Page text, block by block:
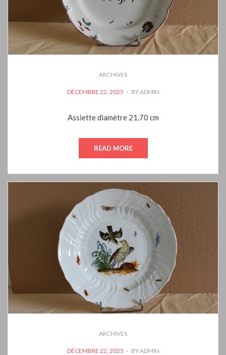
ARCHIVES
POSTED
DÉCEMBRE 22, 2025 BYADMIN
Assiette diamètre 21.70 cm
READ MORE
ARCHIVES
POSTED
DÉCEMBRE 22, 2025 BYADMIN